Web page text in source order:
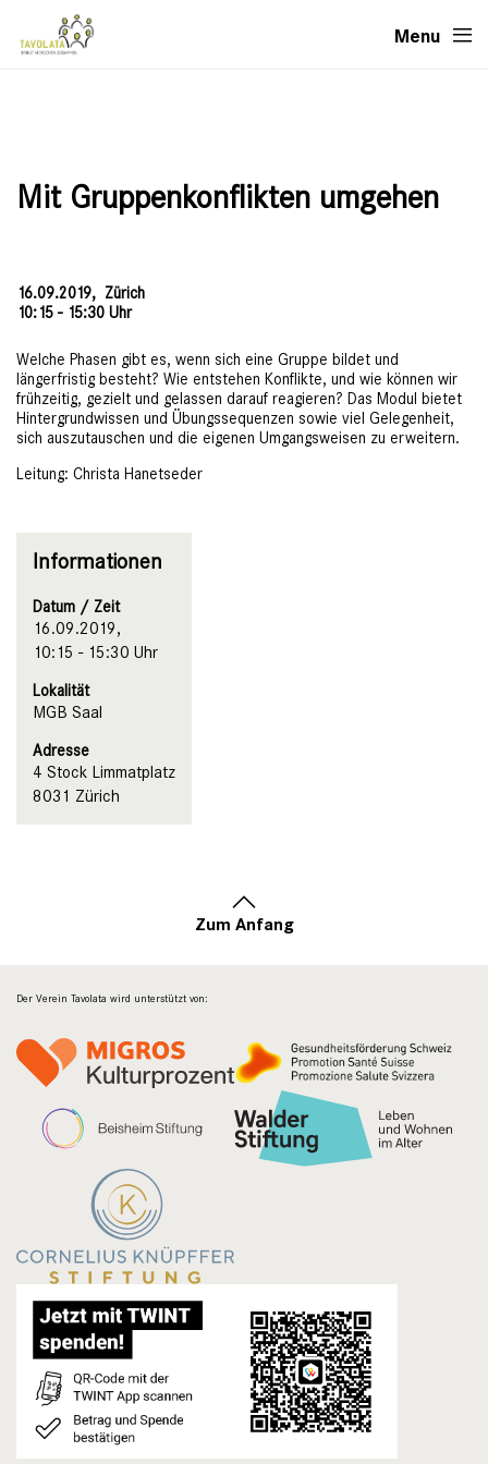
Menu
Mit Gruppenkonflikten umgehen
16.09.2019, Zürich
10:15 - 15:30 Uhr
Welche Phasen gibt es, wenn sich eine Gruppe bildet und
längerfristig besteht? Wie entstehen Konflikte, und wie können wir
frühzeitig, gezielt und gelassen darauf reagieren? Das Modul bietet
Hintergrundwissen und Übungssequenzen sowie viel Gelegenheit,
sich auszutauschen und die eigenen Umgangsweisen zu erweitern.
Leitung: Christa Hanetseder
Informationen
Datum / Zeit
16.09.2019,
10:15 - 15:30 Uhr
Lokalität
MGB Saal
Adresse
4 Stock Limmatplatz
8031 Zürich
Zum Anfang
Der Verein Tavolata wird unterstützt von: